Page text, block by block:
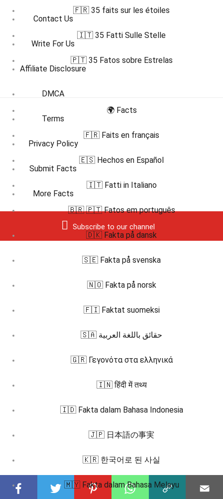
Contact Us
Write For Us
Affiliate Disclosure
DMCA
Terms
Privacy Policy
Submit Facts
More Facts
Subscribe to our channel
🇫🇷 35 faits sur les étoiles
🇮🇹 35 Fatti Sulle Stelle
🇵🇹 35 Fatos sobre Estrelas
🌍 Facts
🇫🇷 Faits en français
🇪🇸 Hechos en Español
🇮🇹 Fatti in Italiano
🇧🇷 🇵🇹 Fatos em português
🇩🇰 Fakta på dansk
🇸🇪 Fakta på svenska
🇳🇴 Fakta på norsk
🇫🇮 Faktat suomeksi
🇸🇦 حقائق باللغة العربية
🇬🇷 Γεγονότα στα ελληνικά
🇮🇳 हिंदी में तथ्य
🇮🇩 Fakta dalam Bahasa Indonesia
🇯🇵 日本語の事実
🇰🇷 한국어로 된 사실
🇲🇾 Fakta dalam Bahasa Melayu